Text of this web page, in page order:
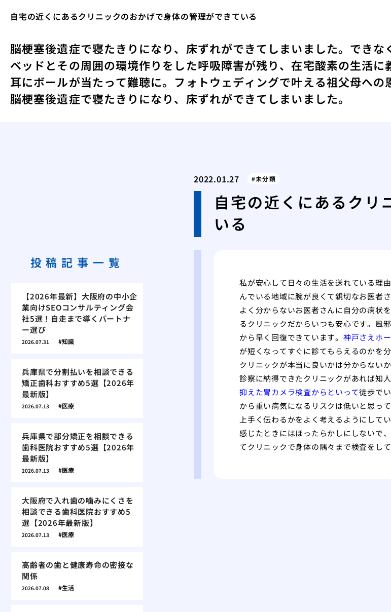
自宅の近くにあるクリニックのおかげで身体の管理ができている
脳梗塞後遺症で寝たきりになり、床ずれができてしまいました。 できな
ベッドとその周囲の環境作りをした呼吸障害が残り、在宅酸素の生活に
耳にボールが当たって難聴に。 フォトウェディングで叶える祖父母への
脳梗塞後遺症で寝たきりになり、床ずれができてしまいました。
2022.01.27 未分類
自宅の近くにあるクリ
いる
私が安心して日々の生活を送れている理由
んでいる地域に腕が良くて親切なお医者
よく分からないお医者さんに自分の病状
るクリニックだからいつも安心です。風
から早く回復できています。 神戸さえホ
が短くなってすぐに診てもらえるのかを
クリニックが本当に良いかは分からない
診察に納得できたクリニックがあれば知
抑えた胃カメラ検査からといって徒歩で
から重い病気になるリスクは低いと思っ
上手く伝わるかをよく考えるようにして
感じたときにはほったらかしにしないで、
てクリニックで身体の隅々まで検査をし
投稿記事一覧
【2026年最新】大阪府の中小企
業向けSEOコンサルティング会
社5選！自走まで導くパートナ
ー選び
2026.07.31 知識
兵庫県で分割払いを相談できる
矯正歯科おすすめ5選【2026年
最新版】
2026.07.13 医療
兵庫県で部分矯正を相談できる
歯科医院おすすめ5選【2026年
最新版】
2026.07.13 医療
大阪府で入れ歯の噛みにくさを
相談できる歯科医院おすすめ5
選【2026年最新版】
2026.07.13 医療
高齢者の歯と健康寿命の密接な
関係
2026.07.08 生活